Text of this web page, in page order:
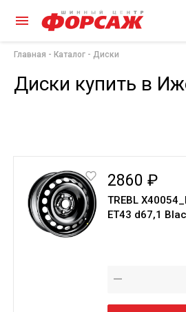
Главная Каталог Диски
Диски купить в
2860 ₽
TREBL
ЕТ43 d67,1
—